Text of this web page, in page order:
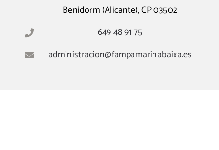
Benidorm (Alicante), CP 03502
649 48 91 75
administracion@fampamarinabaixa.es